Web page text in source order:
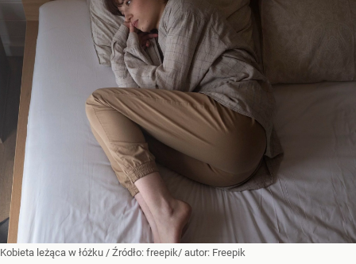
Kobieta leżąca w łóżku / Źródło: freepik/ autor: Freepik